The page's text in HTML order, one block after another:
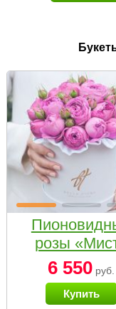
розы
бабблс» в
коробке
6 550 руб.
Купить